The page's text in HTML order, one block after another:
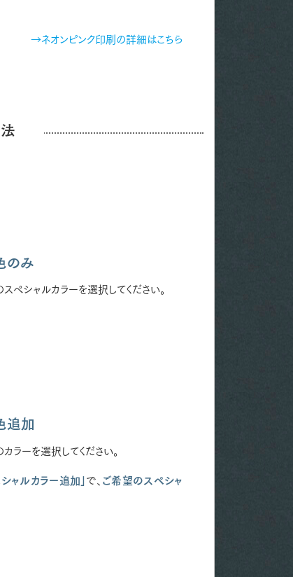
→ネオンピンク印刷の詳細はこちら
のみ
ペシャルカラーを選択してください。
追加
ラーを選択してください。
シャルカラー追加」 で、 ご希望のスペシャ